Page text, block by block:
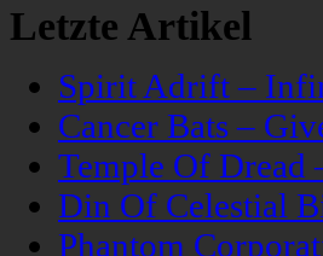
Letzte Artikel
Spirit Adrift –
Cancer Bats –
Temple Of Dread
Din Of Celestial
Phantom